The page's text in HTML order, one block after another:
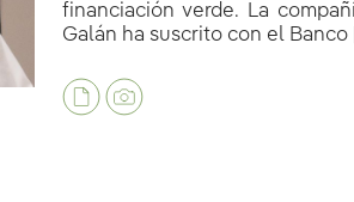
financiación verde. La
Galán ha suscrito con el Banco